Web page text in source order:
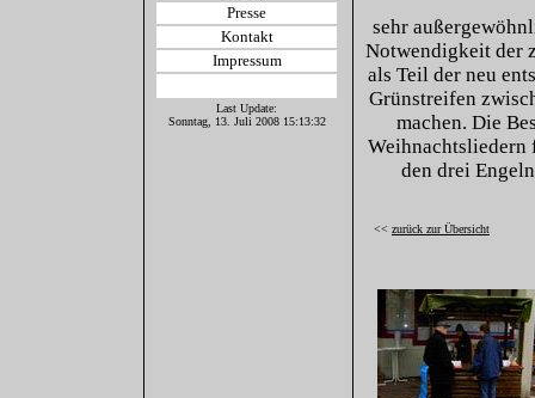
Presse
Kontakt
Impressum
Last Update:
Sonntag, 13. Juli 2008 15:13:32
sehr
Notwendigkeit der
als Teil der neu
Grünstreifen
machen. Die
Weihnachtsliedern
den drei
<< zurück zur Übersicht